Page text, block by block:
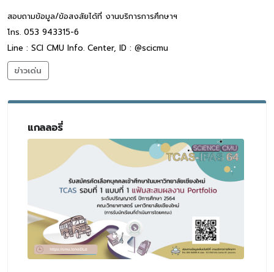
สอบถามข้อมูล/ข้อสงสัยได้ที่ งานบริการการศึกษาฯ
โทร. 053 943315-6
Line : SCI CMU Info. Center, ID : @scicmu
ข่าวเด่น
แกลลอรี่